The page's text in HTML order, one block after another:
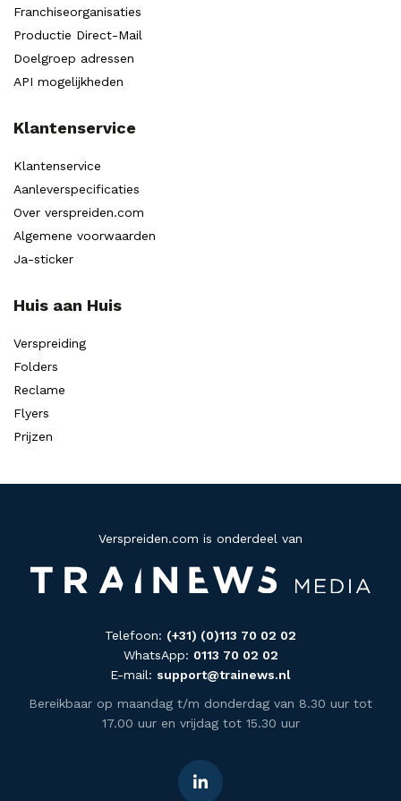
Franchiseorganisaties
Productie Direct-Mail
Doelgroep adressen
API mogelijkheden
Klantenservice
Klantenservice
Aanleverspecificaties
Over verspreiden.com
Algemene voorwaarden
Ja-sticker
Huis aan Huis
Verspreiding
Folders
Reclame
Flyers
Prijzen
Verspreiden.com is onderdeel van
Telefoon: (+31) (0)113 70 02 02
WhatsApp: 0113 70 02 02
E-mail: support@trainews.nl
Bereikbaar op maandag t/m donderdag van 8.30 uur tot
17.00 uur en vrijdag tot 15.30 uur